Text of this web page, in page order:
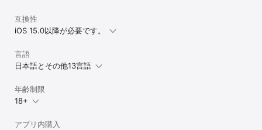
互換性
iOS 15.0以降が必要です。
言語
日本語とその他13言語
年齢制限
18+
アプリ内購入